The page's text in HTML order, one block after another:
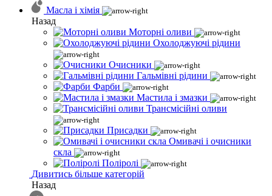
Масла і хімія
Назад
Моторні оливи
Охолоджуючі рідини
Очисники
Гальмівні рідини
Фарби
Мастила і змазки
Трансмісійні оливи
Присадки
Омивачі і очисники
скла
Поліролі
Дивитись більше категорій
Назад